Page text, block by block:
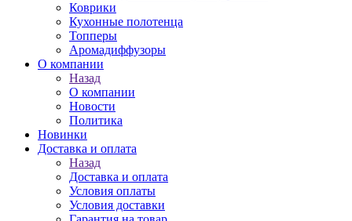
Коврики
Кухонные полотенца
Топперы
Аромадиффузоры
О компании
Назад
О компании
Новости
Политика
Новинки
Доставка и оплата
Назад
Доставка и оплата
Условия оплаты
Условия доставки